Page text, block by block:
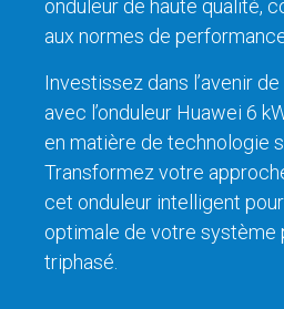
onduleur de haute qualité,
aux normes de
Investissez dans l’avenir de
avec l’onduleur Huawei 6
en matière de technologie
Transformez votre
cet onduleur intelligent
optimale de votre système
triphasé.